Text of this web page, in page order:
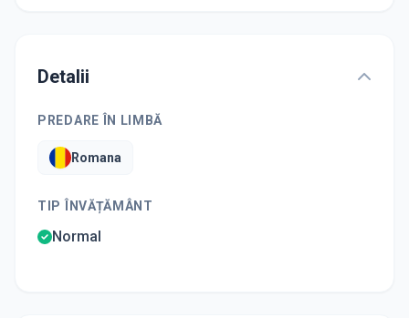
Detalii
PREDARE ÎN LIMBĂ
Romana
TIP ÎNVĂȚĂMÂNT
Normal